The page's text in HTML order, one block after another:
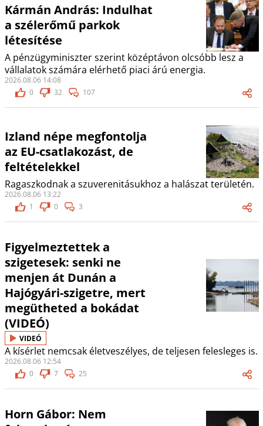
Kármán András: Indulhat
a szélerőmű parkok
létesítése
A pénzügyminiszter szerint középtávon olcsóbb lesz a
vállalatok számára elérhető piaci árú energia.
2026.08.06 14:08
0
32 107
Izland népe megfontolja
az EU-csatlakozást, de
feltételekkel
Ragaszkodnak a szuverenitásukhoz a halászat területén.
2026.08.06 13:22
1
0 3
Figyelmeztettek a
szigetesek: senki ne
menjen át Dunán a
Hajógyári-szigetre, mert
megütheted a bokádat
(VIDEÓ)
VIDEÓ
A kísérlet nemcsak életveszélyes, de teljesen felesleges is.
2026.08.06 12:54
0
7 25
Horn Gábor: Nem